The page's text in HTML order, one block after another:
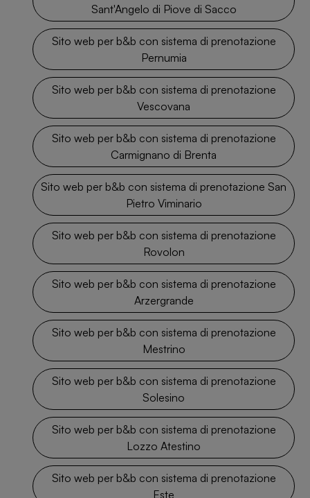
Sant'Angelo di Piove di Sacco
Sito web per b&b con sistema di prenotazione
Pernumia
Sito web per b&b con sistema di prenotazione
Vescovana
Sito web per b&b con sistema di prenotazione
Carmignano di Brenta
Sito web per b&b con sistema di prenotazione San
Pietro Viminario
Sito web per b&b con sistema di prenotazione
Rovolon
Sito web per b&b con sistema di prenotazione
Arzergrande
Sito web per b&b con sistema di prenotazione
Mestrino
Sito web per b&b con sistema di prenotazione
Solesino
Sito web per b&b con sistema di prenotazione
Lozzo Atestino
Sito web per b&b con sistema di prenotazione
Este